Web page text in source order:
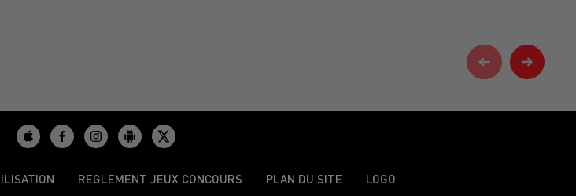
REGLEMENT JEUX CONCOURS PLAN DU SITE LOGO